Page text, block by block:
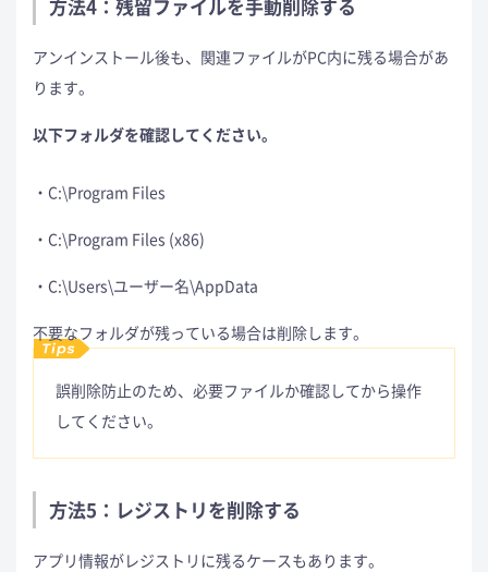
方法4：残留ファイルを手動削除する
アンインストール後も、関連ファイルがPC内に残る場合があ
ります。
以下フォルダを確認してください。
C:\Program Files
C:\Program Files (x86)
C:\Users\ユーザー名\AppData
不要なフォルダが残っている場合は削除します。
誤削除防止のため、必要ファイルか確認してから操作
してください。
方法5：レジストリを削除する
アプリ情報がレジストリに残るケースもあります。